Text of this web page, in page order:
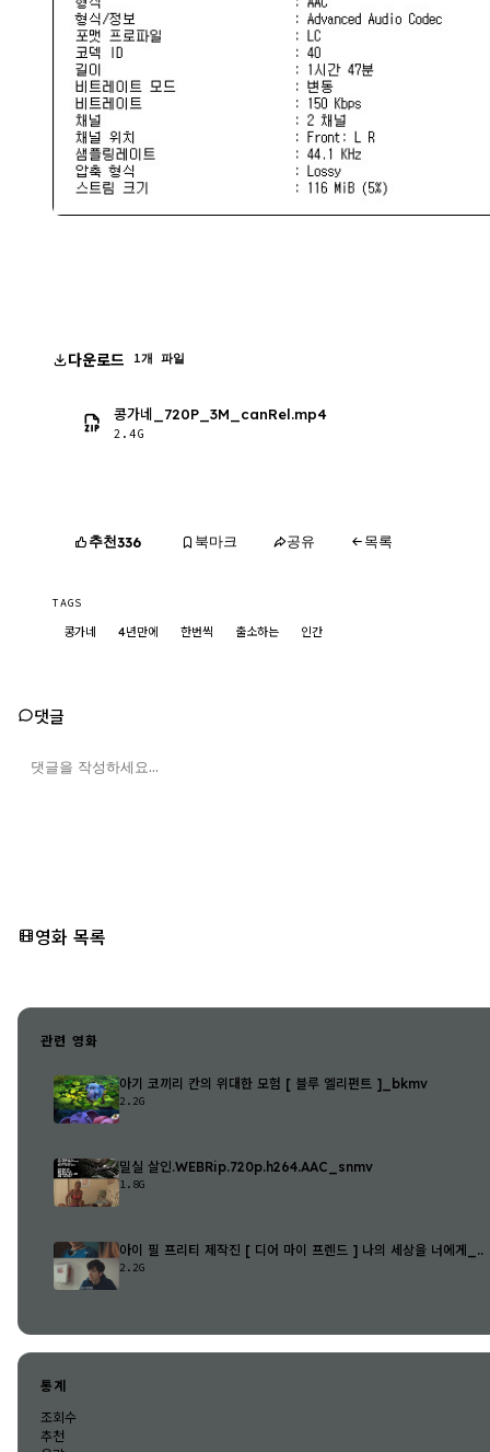
다운로드 1개 파일
콩가네_720P_3M_canRel.mp4
2.4G
추천336 북마크 공유 목록
TAGS
콩가네 4년만에 한번씩 출소하는 인간
댓글
영화 목록
관련 영화
아기 코끼리 칸의 위대한 모험 [ 블루 엘리펀트 ]_bkmv
2.2G
밀실 살인.WEBRip.720p.h264.AAC_snmv
1.8G
아이 필 프리티 제작진 [ 디어 마이 프렌드 ] 나의 세상을 너에게_..
2.2G
통계
조회수
추천